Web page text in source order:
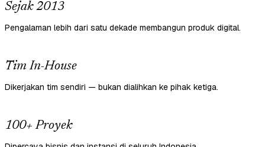
Sejak 2013
Pengalaman lebih dari satu dekade membangun produk digital.
Tim In-House
Dikerjakan tim sendiri — bukan dialihkan ke pihak ketiga.
100+ Proyek